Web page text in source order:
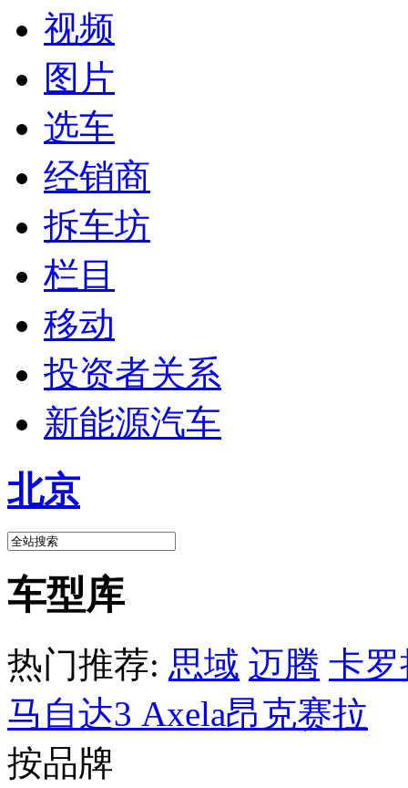
视频
图片
选车
经销商
拆车坊
栏目
移动
投资者关系
新能源汽车
北京
车型库
热门推荐: 思域 迈腾 卡罗
马自达3 Axela昂克赛拉
按品牌